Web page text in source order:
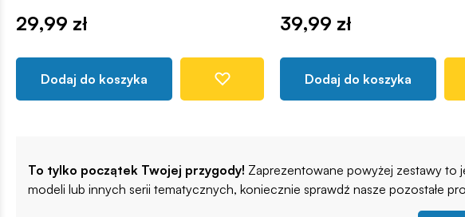
29,99 zł
Dodaj do koszyka
39,99 zł
Dodaj do koszyka
To tylko początek Twojej przygody! Zaprezentowane powyżej zestawy to
modeli lub innych serii tematycznych, koniecznie sprawdź nasze pozostałe